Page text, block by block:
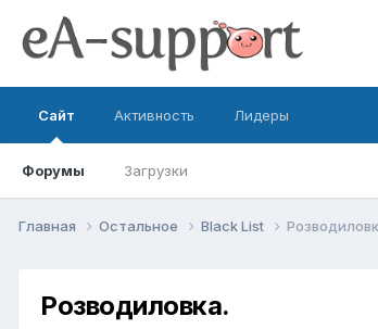
Сайт
Форумы Загрузки
Активность Лидеры
Главная Остальное Black List
Розводиловка.